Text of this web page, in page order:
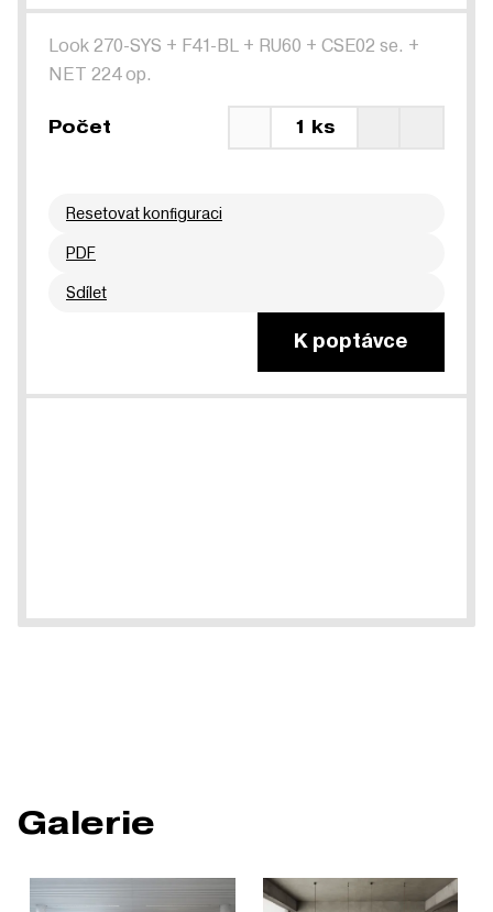
Look 270-SYS + F41-BL + RU60 + CSE02 se. +
NET 224 op.
Počet 1 ks
Resetovat konfiguraci
PDF
Sdílet
K poptávce
Galerie